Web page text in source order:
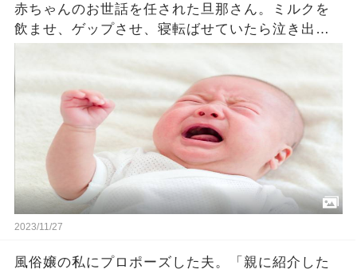
赤ちゃんのお世話を任された旦那さん。ミルクを
飲ませ、ゲップさせ、寝転ばせていたら泣き出し
た赤ちゃん。それを見た旦那さんがとった行動に
奥さんは衝撃を受けることに・・・
2023/11/27
風俗嬢の私にプロポーズした夫。「親に紹介した